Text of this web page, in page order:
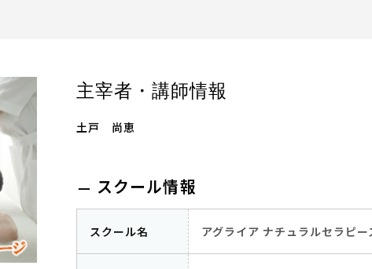
主宰者・講師情報
土戸 尚恵
スクール情報
スクール名 アグライア ナチュラルセラピー